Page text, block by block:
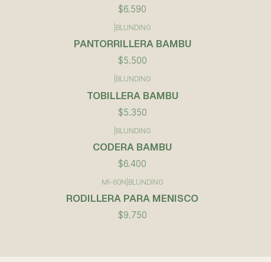
$6.590
BLUNDING
PANTORRILLERA BAMBU
$5.500
BLUNDING
TOBILLERA BAMBU
$5.350
BLUNDING
CODERA BAMBU
$6.400
MI-60N BLUNDING
RODILLERA PARA MENISCO
$9.750